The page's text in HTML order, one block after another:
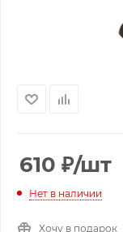
610 ₽/шт
Нет в наличии
Хочу в подарок